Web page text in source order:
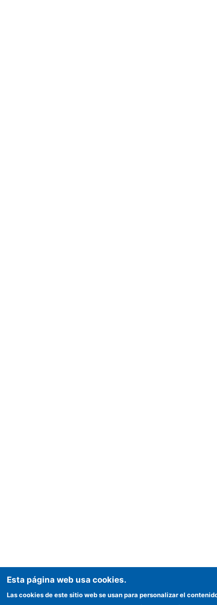
Esta página web usa cookies.
Las cookies de este sitio web se usan para personalizar el